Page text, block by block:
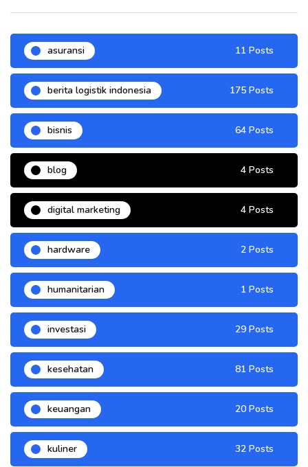
asuransi 11 Posts
berita logistik indonesia 175 Posts
bisnis 64 Posts
blog 4 Posts
digital marketing 4 Posts
hardware 2 Posts
humanitarian 1 Posts
investasi 29 Posts
kesehatan 81 Posts
keuangan 20 Posts
kuliner 32 Posts